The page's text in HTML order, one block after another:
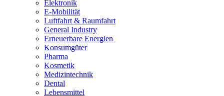
Elektronik
E-Mobilität
Luftfahrt & Raumfahrt
General Industry
Erneuerbare Energien
Konsumgüter
Pharma
Kosmetik
Medizintechnik
Dental
Lebensmittel